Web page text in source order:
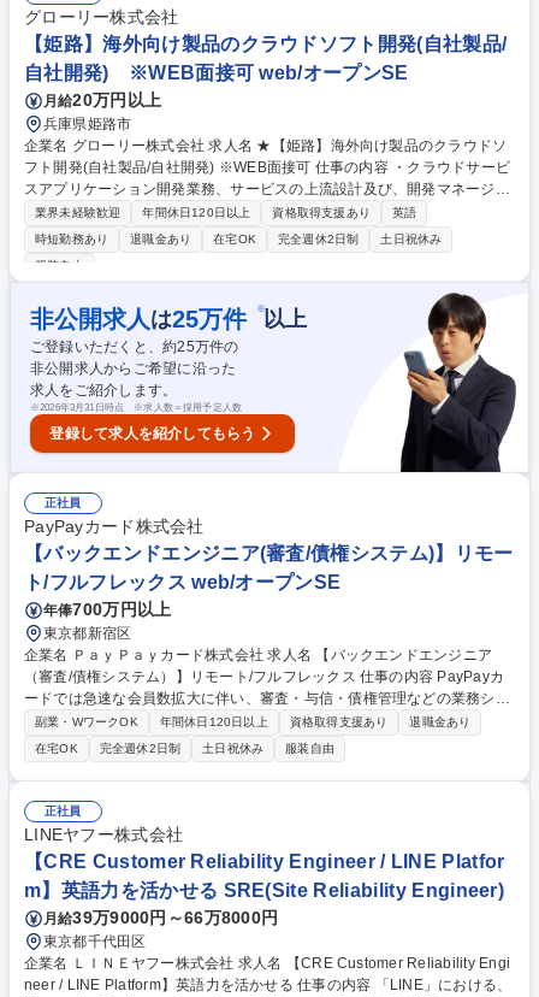
ータ分析に基づいたサービス改善 ・新しいIoT商品の開発･付加価値の提案
募集職種 ★【愛知/クラウドエンジニア】IoT事業を牽引するコアメンバー
グローリー株式会社
【姫路】海外向け製品のクラウドソフト開発(自社製品/
自社開発) ※WEB面接可 web/オープンSE
月給20万円以上
兵庫県姫路市
企業名 グローリー株式会社 求人名 ★【姫路】海外向け製品のクラウドソ
フト開発(自社製品/自社開発) ※WEB面接可 仕事の内容 ・クラウドサービ
スアプリケーション開発業務、サービスの上流設計及び、開発マネージメ
ント業務 ・クラウドサービスアプリケーションのアーキテクチャ設計、実
装テスト ・クラウドサービスの運用設計業務、および運用管理業務（ＳＲ
Ｅ）、クラウドインフラの管理 ■開発環境：Windows ■言語：Java C言語
★【姫路】海外向け製品のクラウドソフト開発(自社製品/自社開発) ※WE
B面接可
業界未経験歓迎 年間休日120日以上 資格取得支援あり
英語
時短勤務あり
退職金あり 在宅OK 完全週休2日制
土日祝休み
服装自由
非公開求人 は25万件 ※以上
ご登録いただくと、約25万件の
非公開求人からご希望に沿った
求人をご紹介します。
※2026年3月31日時点 ※求人数＝採用予定人数
登録して求人を紹介してもらう
正社員
PayPayカード株式会社
【バックエンドエンジニア(審査/債権システム)】リモー
ト/フルフレックス web/オープンSE
年俸700万円以上
東京都新宿区
企業名 ＰａｙＰａｙカード株式会社 求人名 【バックエンドエンジニア
（審査/債権システム）】リモート/フルフレックス 仕事の内容 PayPayカ
ードでは急速な会員数拡大に伴い、審査・与信・債権管理などの業務シス
テムに対する要求が年々高度化しています。従来のベンダー依存体制を脱
却～内製開発の強化に伴いエンジニアを増員募集しています。 本ポジショ
ンでは、PayPayカードの根幹を支える「審査システム」および「債権基
盤システム」の開発・改善に携わっていただきます。 リアルタイムな外部
API連携や大規模データ処理といった高い技術力が求められる環境で、高
信頼性・高パフォーマンスを実現するシステム設計と開発に主体的に取り
組むことを期待しています。 募集職種 【バックエンドエンジニア（審査/
債権システム）】リモート/フルフレックス
副業・WワークOK 年間休日120日以上 資格取得支援あり
退職金あり
在宅OK
完全週休2日制 土日祝休み 服装自由
正社員
LINEヤフー株式会社
【CRE Customer Reliability Engineer / LINE Platfor
m】英語力を活かせる SRE(Site Reliability Engineer)
月給39万9000円～66万8000円
東京都千代田区
企業名 ＬＩＮＥヤフー株式会社 求人名 【CRE Customer Reliability Engi
neer / LINE Platform】英語力を活かせる 仕事の内容 「LINE」における、